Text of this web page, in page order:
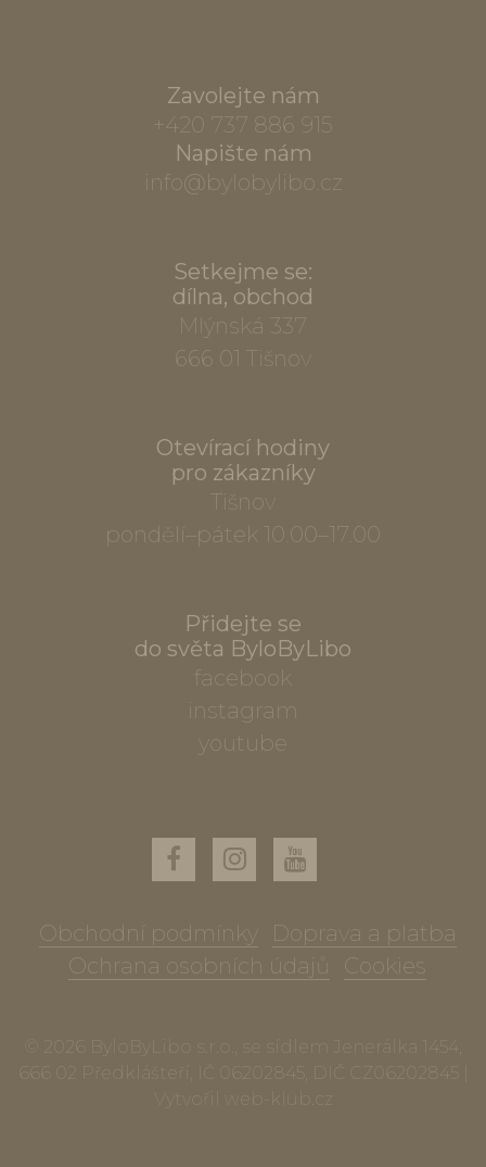
Zavolejte nám
+420 737 886 915
Napište nám
info@bylobylibo.cz
Setkejme se:
dílna, obchod
Mlýnská 337
666 01 Tišnov
Otevírací hodiny
pro zákazníky
Tišnov
pondělí–pátek 10.00–17.00
Přidejte se
do světa ByloByLibo
facebook
instagram
youtube
Obchodní podmínky
Doprava a platba
Ochrana osobních údajů
Cookies
© 2026 ByloByLibo s.r.o., se sídlem Jenerálka 1454,
666 02 Předklášteří, IČ 06202845, DIČ CZ06202845 |
Vytvořil